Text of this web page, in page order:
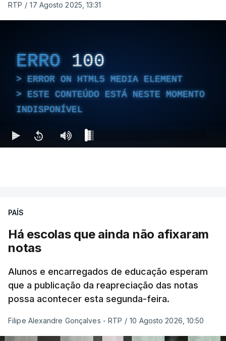
RTP / 17 Agosto 2025, 13:31
ERRO 100
ERROR ON HTML5 MEDIA ELEMENT
ESTE CONTEÚDO ESTÁ NESTE MOMENTO
INDISPONÍVEL
PAÍS
Há escolas que ainda não afixaram
notas
Alunos e encarregados de educação esperam
que a publicação da reapreciação das notas
possa acontecer esta segunda-feira.
Filipe Alexandre Gonçalves - RTP / 10 Agosto 2026, 10:50